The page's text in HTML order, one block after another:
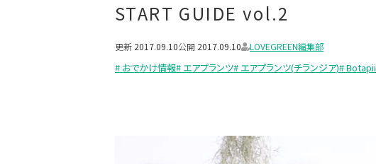
START GUIDE vol.2
更新 2017.09.10公開 2017.09.10 LOVEGREEN編集部
# おでかけ情報# エアプランツ# エアプランツ(チランジア)# Botapii